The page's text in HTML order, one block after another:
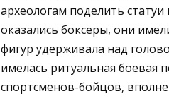
археологам поделить
оказались боксеры, они
фигур удерживала над
имелась ритуальная боевая
спортсменов-бойцов,